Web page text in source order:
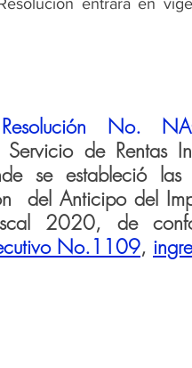
Resolución No.
de Rentas
se estableció
del Anticipo del
2020, de
No.1109,